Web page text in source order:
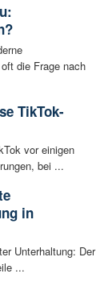
die Frage nach
TikTok-
vor einigen
bei ...
in
Unterhaltung: Der
...